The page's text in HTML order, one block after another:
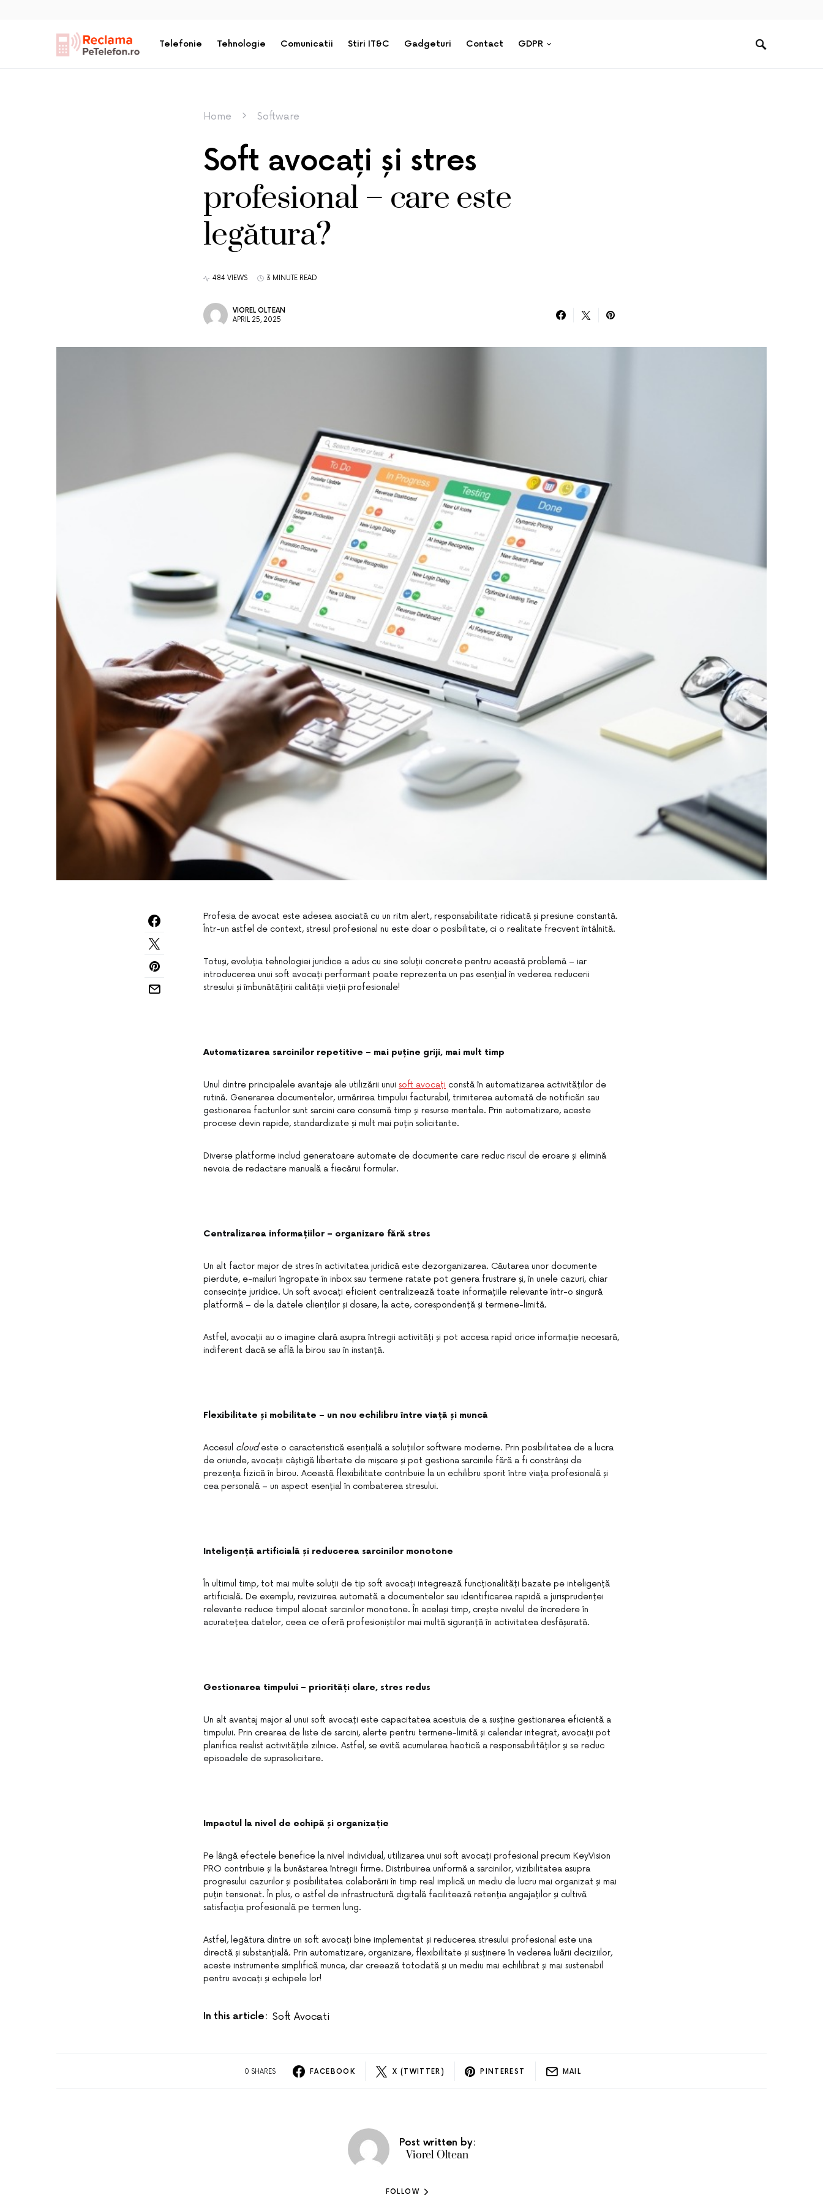
Telefonie Tehnologie Comunicatii Stiri IT&C Gadgeturi Contact GDPR
Home Software
Soft avocați și stres
profesional – care este
legătura?
484 VIEWS 3 MINUTE READ
VIOREL OLTEAN
APRIL 25, 2025
Profesia de avocat este adesea asociată cu un ritm alert, responsabilitate ridicată și presiune constantă.
Într-un astfel de context, stresul profesional nu este doar o posibilitate, ci o realitate frecvent întâlnită.
Totuși, evoluția tehnologiei juridice a adus cu sine soluții concrete pentru această problemă – iar
introducerea unui soft avocați performant poate reprezenta un pas esențial în vederea reducerii
stresului și îmbunătățirii calității vieții profesionale!
Automatizarea sarcinilor repetitive – mai puține griji, mai mult timp
Unul dintre principalele avantaje ale utilizării unui soft avocați constă în automatizarea activităților de
rutină. Generarea documentelor, urmărirea timpului facturabil, trimiterea automată de notificări sau
gestionarea facturilor sunt sarcini care consumă timp și resurse mentale. Prin automatizare, aceste
procese devin rapide, standardizate și mult mai puțin solicitante.
Diverse platforme includ generatoare automate de documente care reduc riscul de eroare și elimină
nevoia de redactare manuală a fiecărui formular.
Centralizarea informațiilor – organizare fără stres
Un alt factor major de stres în activitatea juridică este dezorganizarea. Căutarea unor documente
pierdute, e-mailuri îngropate în inbox sau termene ratate pot genera frustrare și, în unele cazuri, chiar
consecințe juridice. Un soft avocați eficient centralizează toate informațiile relevante într-o singură
platformă – de la datele clienților și dosare, la acte, corespondență și termene-limită.
Astfel, avocații au o imagine clară asupra întregii activități și pot accesa rapid orice informație necesară,
indiferent dacă se află la birou sau în instanță.
Flexibilitate și mobilitate – un nou echilibru între viață și muncă
Accesul cloudeste o caracteristică esențială a soluțiilor software moderne. Prin posibilitatea de a lucra
de oriunde, avocații câștigă libertate de mișcare și pot gestiona sarcinile fără a fi constrânși de
prezența fizică în birou. Această flexibilitate contribuie la un echilibru sporit între viața profesională și
cea personală – un aspect esențial în combaterea stresului.
Inteligență artificială și reducerea sarcinilor monotone
În ultimul timp, tot mai multe soluții de tip soft avocați integrează funcționalități bazate pe inteligență
artificială. De exemplu, revizuirea automată a documentelor sau identificarea rapidă a jurisprudenței
relevante reduce timpul alocat sarcinilor monotone. În același timp, crește nivelul de încredere în
acuratețea datelor, ceea ce oferă profesioniștilor mai multă siguranță în activitatea desfășurată.
Gestionarea timpului – priorități clare, stres redus
Un alt avantaj major al unui soft avocați este capacitatea acestuia de a susține gestionarea eficientă a
timpului. Prin crearea de liste de sarcini, alerte pentru termene-limită și calendar integrat, avocații pot
planifica realist activitățile zilnice. Astfel, se evită acumularea haotică a responsabilităților și se reduc
episoadele de suprasolicitare.
Impactul la nivel de echipă și organizație
Pe lângă efectele benefice la nivel individual, utilizarea unui soft avocați profesional precum KeyVision
PRO contribuie și la bunăstarea întregii firme. Distribuirea uniformă a sarcinilor, vizibilitatea asupra
progresului cazurilor și posibilitatea colaborării în timp real implică un mediu de lucru mai organizat și mai
puțin tensionat. În plus, o astfel de infrastructură digitală facilitează retenția angajaților și cultivă
satisfacția profesională pe termen lung.
Astfel, legătura dintre un soft avocați bine implementat și reducerea stresului profesional este una
directă și substanțială. Prin automatizare, organizare, flexibilitate și susținere în vederea luării deciziilor,
aceste instrumente simplifică munca, dar creează totodată și un mediu mai echilibrat și mai sustenabil
pentru avocați și echipele lor!
In this article: Soft Avocati
0 SHARES FACEBOOK X (TWITTER) PINTEREST MAIL
Post written by:
Viorel Oltean
FOLLOW